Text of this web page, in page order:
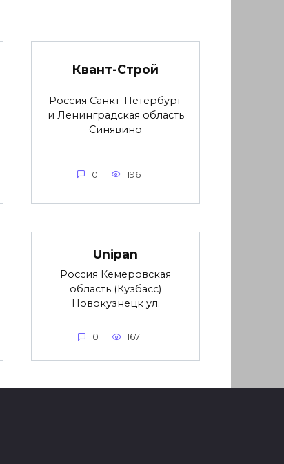
Квант-Строй
Россия Санкт-Петербург
и Ленинградская область
Синявино
0 196
Unipan
Россия Кемеровская
область (Кузбасс)
Новокузнецк ул.
0 167